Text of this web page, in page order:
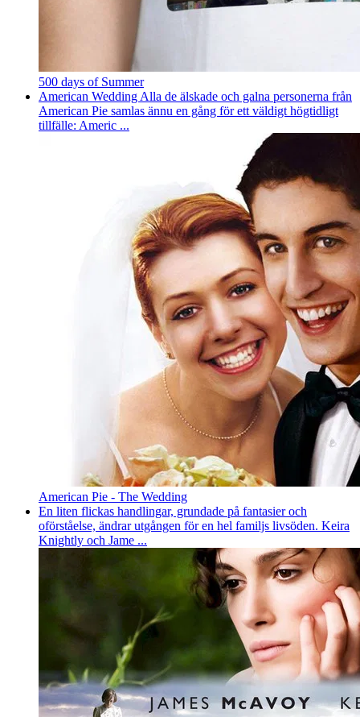
500 days of Summer
American Wedding Alla de älskade och galna personerna från
American Pie samlas ännu en gång för ett väldigt högtidligt
tillfälle: Americ ...
American Pie - The Wedding
En liten flickas handlingar, grundade på fantasier och
oförståelse, ändrar utgången för en hel familjs livsöden. Keira
Knightly och Jame ...